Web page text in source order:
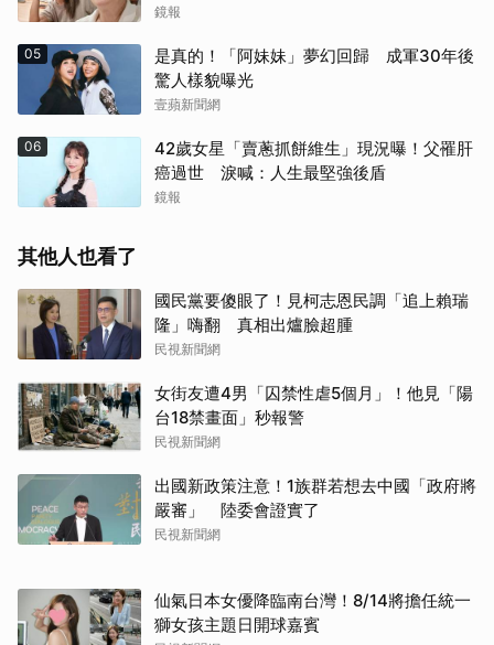
大3碩1博」 台灣大學回應了！
鏡報
05
是真的！「阿妹妹」夢幻回歸 成軍30年後
驚人樣貌曝光
壹蘋新聞網
06
42歲女星「賣蔥抓餅維生」現況曝！父罹肝
癌過世 淚喊：人生最堅強後盾
鏡報
其他人也看了
國民黨要傻眼了！見柯志恩民調「追上賴瑞
隆」嗨翻 真相出爐臉超腫
民視新聞網
女街友遭4男「囚禁性虐5個月」！他見「陽
台18禁畫面」秒報警
民視新聞網
出國新政策注意！1族群若想去中國「政府將
嚴審」 陸委會證實了
民視新聞網
仙氣日本女優降臨南台灣！8/14將擔任統一
獅女孩主題日開球嘉賓